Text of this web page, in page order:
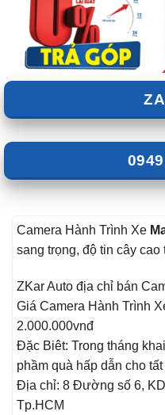
Camera Hành Trình Xe
sang trọng, độ tin cây
ZKar Auto địa chỉ bán
Giá Camera Hành Trình
2.000.000vnđ
Đặc Biêt: Trong tháng
phầm quà hấp dẫn cho
Địa chỉ: 8 Đường số 6,
Tp.HCM